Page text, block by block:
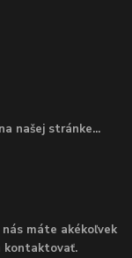
našej stránke...
máte akékoľvek
kontaktovať.